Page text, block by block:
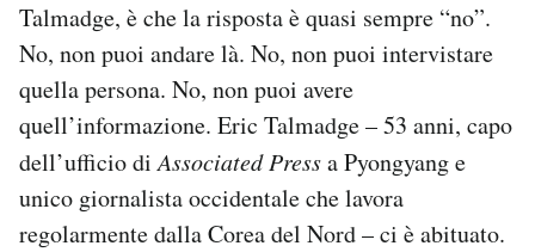
AREA PERSONALE
Area Personale
Newsletter
Notifiche mobile
Regala il Post
Hai bisogno di aiuto?
Esci
Talmadge, è che la risposta è quasi sempre “no”.
No, non puoi andare là. No, non puoi intervistare
quella persona. No, non puoi avere
quell’informazione. Eric Talmadge – 53 anni, capo
dell’ufficio diAssociated Pressa Pyongyang e
unico giornalista occidentale che lavora
regolarmente dalla Corea del Nord – ci è abituato.